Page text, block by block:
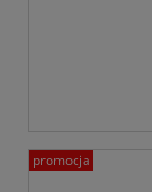
promocja